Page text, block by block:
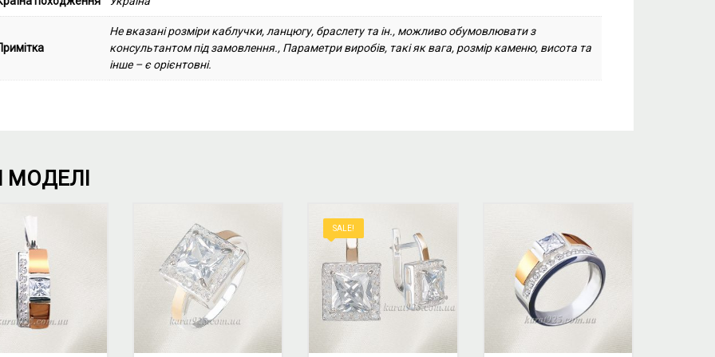
Не вказані розміри каблучки, ланцюгу, браслету та ін., можливо обумовлювати з
консультантом під замовлення., Параметри виробів, такі як вага, розмір каменю, висота та
інше – є орієнтовні.
МОДЕЛІ
SALE!